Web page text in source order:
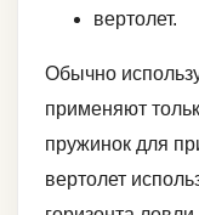
вертолет.
Обычно
применяют
пружинок для
вертолет